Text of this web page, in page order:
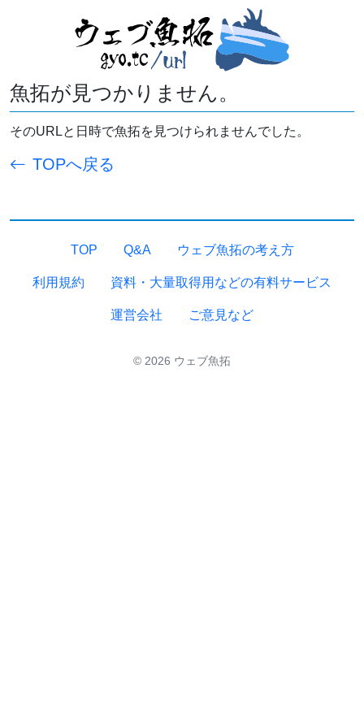
魚拓が見つかりません。
そのURLと日時で魚拓を見つけられませんでした。
TOPへ戻る
TOP Q&A ウェブ魚拓の考え方
利用規約 資料・大量取得用などの有料サービス
運営会社 ご意見など
© 2026 ウェブ魚拓